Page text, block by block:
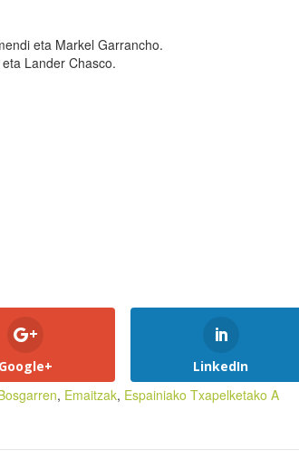
eta Markel Garrancho.
Lander Chasco.
Google+ LinkedIn
, Emaitzak, Espainiako Txapelketako A